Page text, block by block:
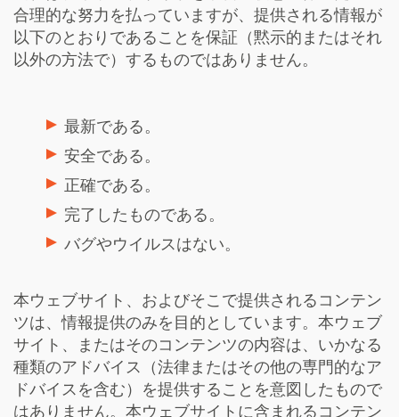
合理的な努力を払っていますが、提供される情報が
以下のとおりであることを保証（黙示的またはそれ
以外の方法で）するものではありません。
最新である。
安全である。
正確である。
完了したものである。
バグやウイルスはない。
本ウェブサイト、およびそこで提供されるコンテン
ツは、情報提供のみを目的としています。本ウェブ
サイト、またはそのコンテンツの内容は、いかなる
種類のアドバイス（法律またはその他の専門的なア
ドバイスを含む）を提供することを意図したもので
はありません。本ウェブサイトに含まれるコンテン